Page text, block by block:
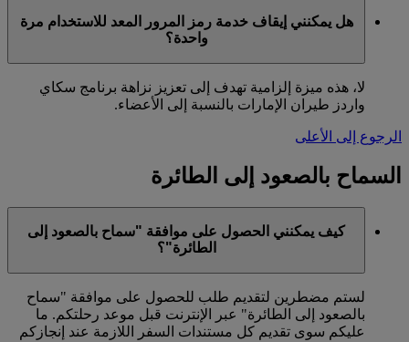
هل يمكنني إيقاف خدمة رمز المرور المعد للاستخدام مرة
واحدة؟
لا، هذه ميزة إلزامية تهدف إلى تعزيز نزاهة برنامج سكاي
واردز طيران الإمارات بالنسبة إلى الأعضاء.
الرجوع إلى الأعلى
السماح بالصعود إلى الطائرة
كيف يمكنني الحصول على موافقة "سماح بالصعود إلى
الطائرة"؟
لستم مضطرين لتقديم طلب للحصول على موافقة "سماح
بالصعود إلى الطائرة" عبر الإنترنت قبل موعد رحلتكم. ما
عليكم سوى تقديم كل مستندات السفر اللازمة عند إنجازكم